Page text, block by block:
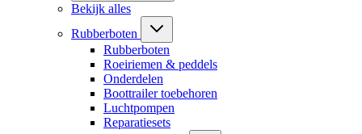
Bekijk alles
Rubberboten
Rubberboten
Roeiriemen & peddels
Onderdelen
Boottrailer toebehoren
Luchtpompen
Reparatiesets